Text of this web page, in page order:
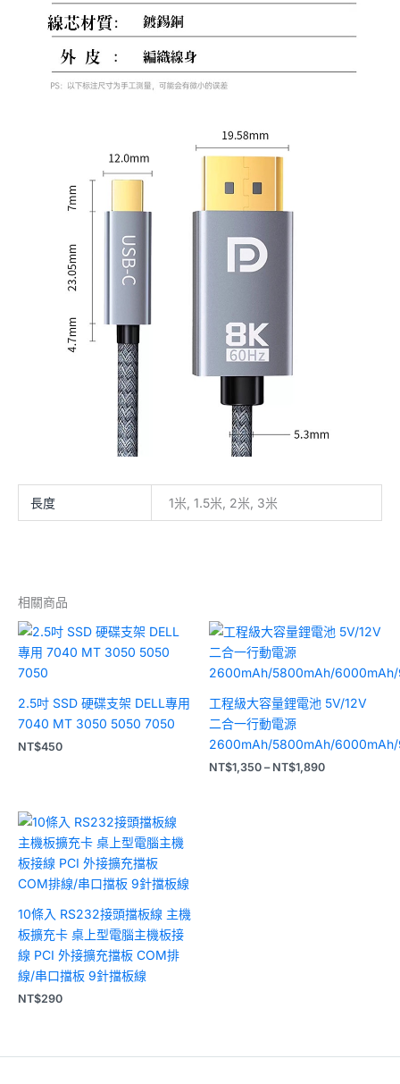
長度 1米, 1.5米, 2米, 3米
相關商品
2.5吋 SSD 硬碟支架 DELL專用
7040 MT 3050 5050 7050
NT$450
工程級大容量鋰電池 5V/12V
二合一行動電源
2600mAh/5800mAh/
NT$1,350 – NT$1,890
價
格
圍：
NT$1,350
到
NT$1,890
10條入 RS232接頭擋板線 主機
板擴充卡 桌上型電腦主機板接
線 PCI 外接擴充擋板 COM排
線/串口擋板 9針擋板線
NT$290